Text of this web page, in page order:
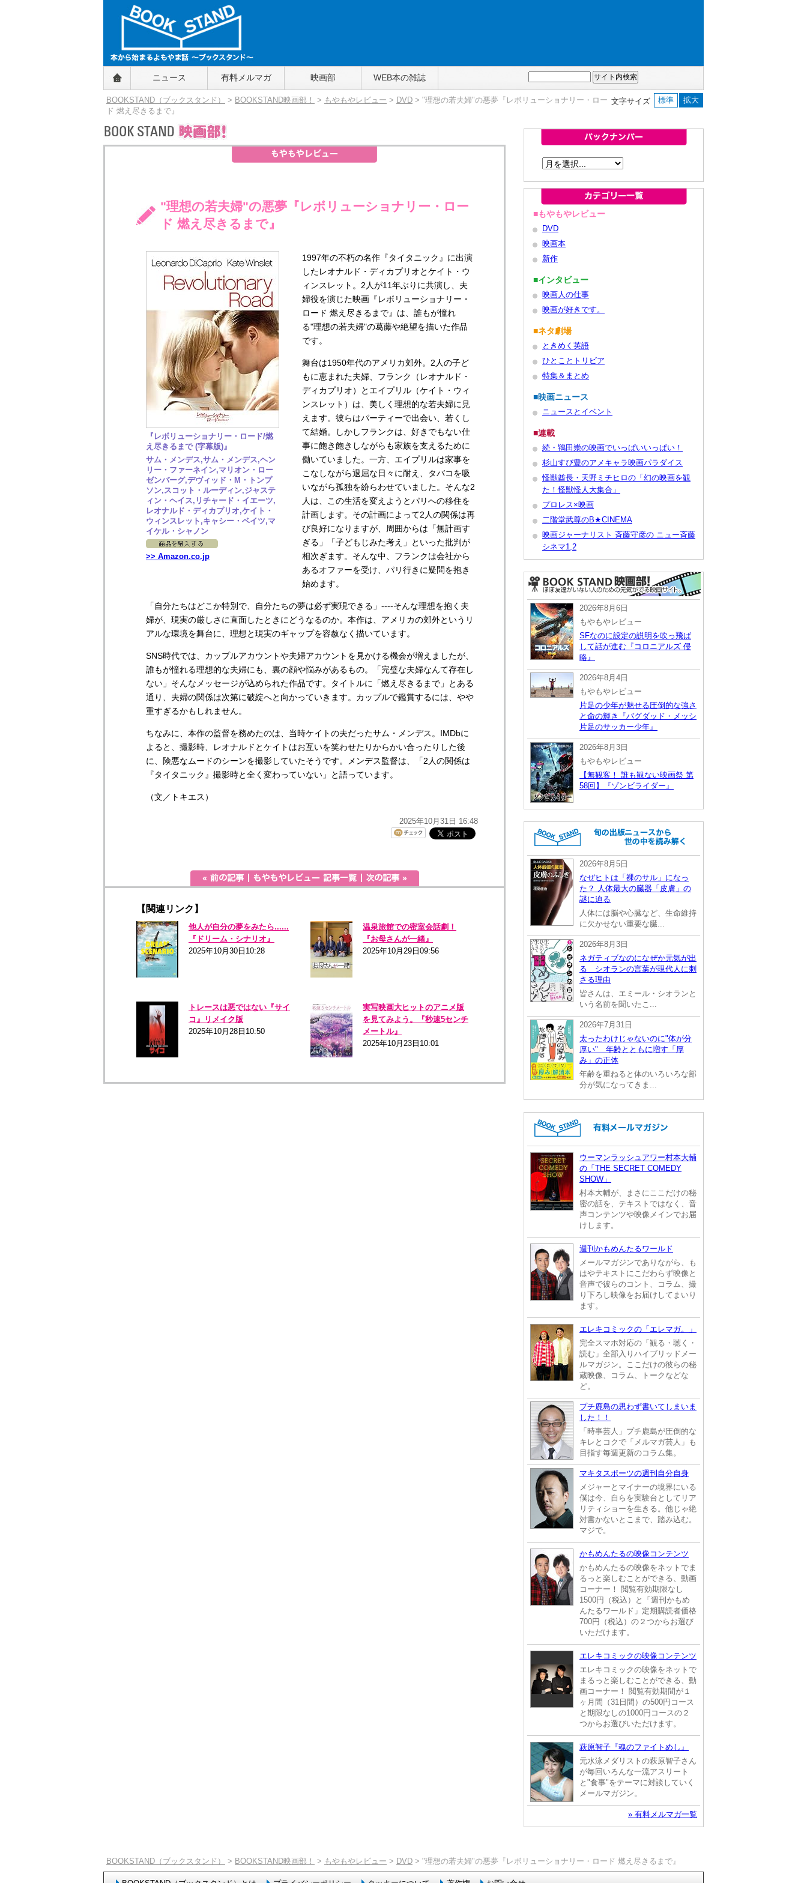
BOOKSTAND（ブックスタンド）
～本から始まるよもやま話～
BOOKSTAND（ブ
ックスタンド）
ニュース 有料メルマガ 映画部 WEB本の雑誌
文字サイズ 標準 拡大
BOOKSTAND（ブックスタンド） > BOOKSTAND映画部！ > もやもやレビュー > DVD > "理想の若夫婦"の悪夢『レボリューショナリー・ロー
ド 燃え尽きるまで』
"理想の若夫婦"の悪夢『レボリューショナリー・ロー
ド 燃え尽きるまで』
『レボリューショナリー・ロード/燃
え尽きるまで (字幕版)』
サム・メンデス,サム・メンデス,ヘン
リー・ファーネイン,マリオン・ロー
ゼンバーグ,デヴィッド・M・トンプ
ソン,スコット・ルーディン,ジャステ
ィン・ヘイス,リチャード・イエーツ,
レオナルド・ディカプリオ,ケイト・
ウィンスレット,キャシー・ベイツ,マ
イケル・シャノン
>> Amazon.co.jp
1997年の不朽の名作『タイタニック』に出演
したレオナルド・ディカプリオとケイト・ウ
ィンスレット。2人が11年ぶりに共演し、夫
婦役を演じた映画『レボリューショナリー・
ロード 燃え尽きるまで』は、誰もが憧れ
る"理想の若夫婦"の葛藤や絶望を描いた作品
です。
舞台は1950年代のアメリカ郊外。2人の子ど
もに恵まれた夫婦、フランク（レオナルド・
ディカプリオ）とエイプリル（ケイト・ウィ
ンスレット）は、美しく理想的な若夫婦に見
えます。彼らはパーティーで出会い、若くし
て結婚。しかしフランクは、好きでもない仕
事に飽き飽きしながらも家族を支えるために
働いていました。一方、エイプリルは家事を
こなしながら退屈な日々に耐え、タバコを吸
いながら孤独を紛らわせていました。そんな2
人は、この生活を変えようとパリへの移住を
計画します。その計画によって2人の関係は再
び良好になりますが、周囲からは「無計画す
ぎる」「子どもじみた考え」といった批判が
相次ぎます。そんな中、フランクは会社から
あるオファーを受け、パリ行きに疑問を抱き
始めます。
「自分たちはどこか特別で、自分たちの夢は必ず実現できる」----そんな理想を抱く夫
婦が、現実の厳しさに直面したときにどうなるのか。本作は、アメリカの郊外というリ
アルな環境を舞台に、理想と現実のギャップを容赦なく描いています。
SNS時代では、カップルアカウントや夫婦アカウントを見かける機会が増えましたが、
誰もが憧れる理想的な夫婦にも、裏の顔や悩みがあるもの。「完璧な夫婦なんて存在し
ない」そんなメッセージが込められた作品です。タイトルに「燃え尽きるまで」とある
通り、夫婦の関係は次第に破綻へと向かっていきます。カップルで鑑賞するには、やや
重すぎるかもしれません。
ちなみに、本作の監督を務めたのは、当時ケイトの夫だったサム・メンデス。IMDbに
よると、撮影時、レオナルドとケイトはお互いを笑わせたりからかい合ったりした後
に、険悪なムードのシーンを撮影していたそうです。メンデス監督は、「2人の関係は
『タイタニック』撮影時と全く変わっていない」と語っています。
（文／トキエス）
2025年10月31日 16:48
【関連リンク】
他人が自分の夢をみたら......
『ドリーム・シナリオ』
2025年10月30日10:28
温泉旅館での密室会話劇！
『お母さんが一緒』
2025年10月29日09:56
トレースは悪ではない『サイ
コ』リメイク版
2025年10月28日10:50
実写映画大ヒットのアニメ版
を見てみよう。『秒速5センチ
メートル』
2025年10月23日10:01
■もやもやレビュー
DVD
映画本
新作
■インタビュー
映画人の仕事
映画が好きです。
■ネタ劇場
ときめく英語
ひとことトリビア
特集＆まとめ
■映画ニュース
ニュースとイベント
■連載
続・鴇田崇の映画でいっぱいいっぱい！
杉山すぴ豊のアメキャラ映画パラダイス
怪獣酋長・天野ミチヒロの「幻の映画を観
た！怪獣怪人大集合」
プロレス×映画
二階堂武尊のB★CINEMA
映画ジャーナリスト 斉藤守彦の ニュー斉藤
シネマ1,2
2026年8月6日
もやもやレビュー
SFなのに設定の説明を吹っ飛ば
して話が進む『コロニアルズ 侵
略』
2026年8月4日
もやもやレビュー
片足の少年が魅せる圧倒的な強さ
と命の輝き『バグダッド・メッシ
片足のサッカー少年』
2026年8月3日
もやもやレビュー
【無観客！ 誰も観ない映画祭 第
58回】『ゾンビライダー』
2026年8月5日
なぜヒトは「裸のサル」になっ
た？ 人体最大の臓器「皮膚」の
謎に迫る
人体には脳や心臓など、生命維持
に欠かせない重要な臓...
2026年8月3日
ネガティブなのになぜか元気が出
る シオランの言葉が現代人に刺
さる理由
皆さんは、エミール・シオランと
いう名前を聞いたこ...
2026年7月31日
太ったわけじゃないのに"体が分
厚い" 年齢とともに増す「厚
み」の正体
年齢を重ねると体のいろいろな部
分が気になってきま...
ウーマンラッシュアワー村本大輔
の「THE SECRET COMEDY
SHOW」
村本大輔が、まさにここだけの秘
密の話を、テキストではなく、音
声コンテンツや映像メインでお届
けします。
週刊かもめんたるワールド
メールマガジンでありながら、も
はやテキストにこだわらず映像と
音声で彼らのコント、コラム、撮
り下ろし映像をお届けしてまいり
ます。
エレキコミックの「エレマガ。」
完全スマホ対応の「観る・聴く・
読む」全部入りハイブリッドメー
ルマガジン。ここだけの彼らの秘
蔵映像、コラム、トークなどな
ど。
プチ鹿島の思わず書いてしまいま
した！！
「時事芸人」プチ鹿島が圧倒的な
キレとコクで「メルマガ芸人」も
目指す毎週更新のコラム集。
マキタスポーツの週刊自分自身
メジャーとマイナーの境界にいる
僕は今、自らを実験台としてリア
リティショーを生きる。他じゃ絶
対書かないとこまで、踏み込む。
マジで。
かもめんたるの映像コンテンツ
かもめんたるの映像をネットでま
るっと楽しむことができる、動画
コーナー！ 閲覧有効期限なし
1500円（税込）と「週刊かもめ
んたるワールド」定期購読者価格
700円（税込）の２つからお選び
いただけます。
エレキコミックの映像コンテンツ
エレキコミックの映像をネットで
まるっと楽しむことができる、動
画コーナー！ 閲覧有効期間が１
ヶ月間（31日間）の500円コース
と期限なしの1000円コースの２
つからお選びいただけます。
萩原智子『魂のファイトめし』
元水泳メダリストの萩原智子さん
が毎回いろんな一流アスリート
と"食事"をテーマに対談していく
メールマガジン。
» 有料メルマガ一覧
BOOKSTAND（ブックスタンド） > BOOKSTAND映画部！ > もやもやレビュー > DVD > "理想の若夫婦"の悪夢『レボリューショナリー・ロード 燃え尽きるまで』